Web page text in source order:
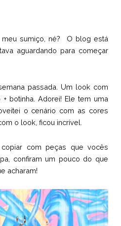
sumiço, né? O blog está
aguardando para começar
passada. Um look com
botinha. Adorei! Ele tem uma
o cenário com as cores
o look, ficou incrível.
com peças que vocês
confiram um pouco do que
acharam!